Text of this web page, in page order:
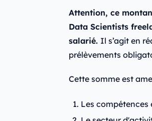
Attention, ce
Data Scientists
salarié. Il s’agit en
prélèvements
Cette somme est
Les compétences